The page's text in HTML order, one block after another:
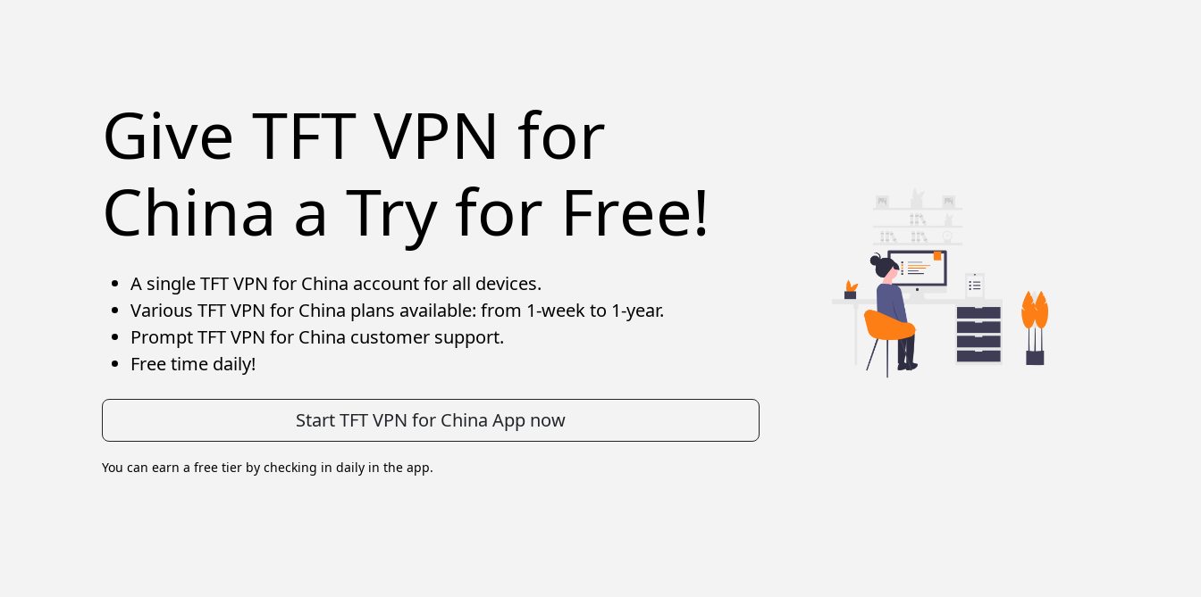
Give TFT VPN for
China a Try for Free!
A single TFT VPN for China account for all devices.
Various TFT VPN for China plans available: from 1-week to 1-year.
Prompt TFT VPN for China customer support.
Free time daily!
Start TFT VPN for China App now
You can earn a free tier by checking in daily in the app.